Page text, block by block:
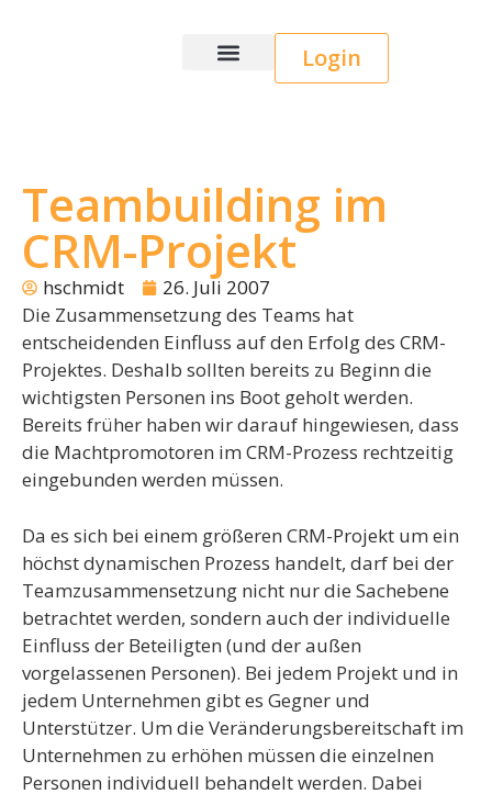
Login
Teambuilding im
CRM-Projekt
hschmidt
26. Juli 2007
Die Zusammensetzung des Teams hat
entscheidenden Einfluss auf den Erfolg des CRM-
Projektes. Deshalb sollten bereits zu Beginn die
wichtigsten Personen ins Boot geholt werden.
Bereits früher haben wir darauf hingewiesen, dass
die Machtpromotoren im CRM-Prozess rechtzeitig
eingebunden werden müssen.
Da es sich bei einem größeren CRM-Projekt um ein
höchst dynamischen Prozess handelt, darf bei der
Teamzusammensetzung nicht nur die Sachebene
betrachtet werden, sondern auch der individuelle
Einfluss der Beteiligten (und der außen
vorgelassenen Personen). Bei jedem Projekt und in
jedem Unternehmen gibt es Gegner und
Unterstützer. Um die Veränderungsbereitschaft im
Unternehmen zu erhöhen müssen die einzelnen
Personen individuell behandelt werden. Dabei